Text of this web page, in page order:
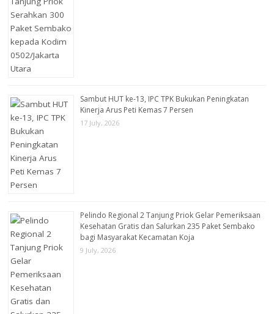
Sambut HUT ke-13, IPC TPK Bukukan Peningkatan
Kinerja Arus Peti Kemas 7 Persen
17 July, 2026
Pelindo Regional 2 Tanjung Priok Gelar Pemeriksaan
Kesehatan Gratis dan Salurkan 235 Paket Sembako
bagi Masyarakat Kecamatan Koja
9 July, 2026